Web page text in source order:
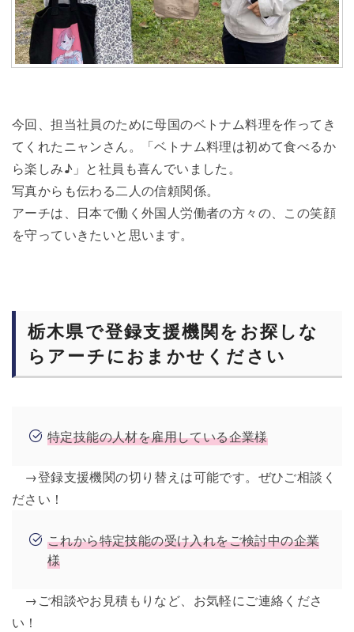
今回、担当社員のために母国のベトナム料理を作ってき
てくれたニャンさん。「ベトナム料理は初めて食べるか
ら楽しみ♪」と社員も喜んでいました。
写真からも伝わる二人の信頼関係。
アーチは、日本で働く外国人労働者の方々の、この笑顔
を守っていきたいと思います。
栃木県で登録支援機関をお探しな
らアーチにおまかせください
特定技能の人材を雇用している企業様
→登録支援機関の切り替えは可能です。ぜひご相談く
ださい！
これから特定技能の受け入れをご検討中の企業
様
→ご相談やお見積もりなど、お気軽にご連絡くださ
い！